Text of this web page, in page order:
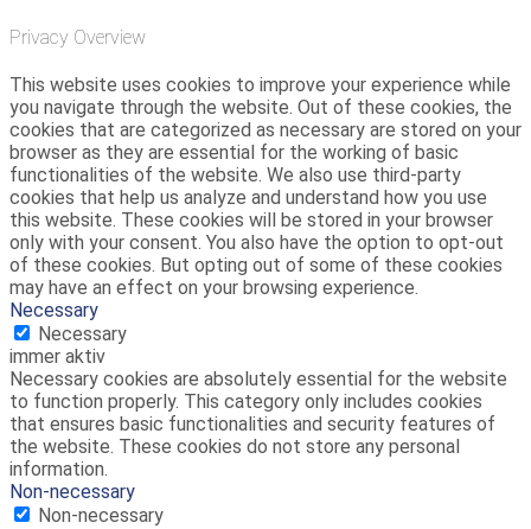
Privacy Overview
This website uses cookies to improve your experience while
you navigate through the website. Out of these cookies, the
cookies that are categorized as necessary are stored on your
browser as they are essential for the working of basic
functionalities of the website. We also use third-party
cookies that help us analyze and understand how you use
this website. These cookies will be stored in your browser
only with your consent. You also have the option to opt-out
of these cookies. But opting out of some of these cookies
may have an effect on your browsing experience.
Necessary
Necessary
immer aktiv
Necessary cookies are absolutely essential for the website
to function properly. This category only includes cookies
that ensures basic functionalities and security features of
the website. These cookies do not store any personal
information.
Non-necessary
Non-necessary